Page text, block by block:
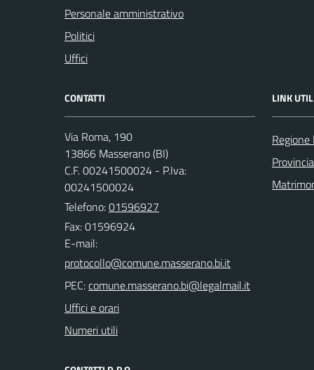
Personale amministrativo
Politici
Uffici
CONTATTI
Via Roma, 190
13866 Masserano (BI)
C.F. 00241500024 - P.Iva:
00241500024
Telefono:01596927
Fax: 01596924
E-mail:
PEC:
Uffici e orari
Numeri utili
LINK